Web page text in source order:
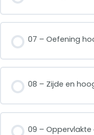
07 – Oefening
08 – Zijde en
09 – Oppervlakte